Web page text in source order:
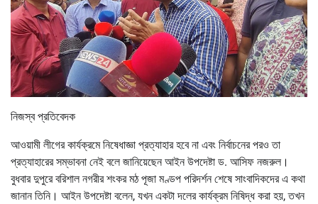
নিজস্ব প্রতিবেদক
আওয়ামী লীগের কার্যক্রমে নিষেধাজ্ঞা প্রত্যাহার হবে না এবং নির্বাচনের পরও তা
প্রত্যাহারের সম্ভাবনা নেই বলে জানিয়েছেন আইন উপদেষ্টা ড. আসিফ নজরুল।
বুধবার দুপুরে বরিশাল নগরীর শংকর মঠ পূজা মণ্ডপ পরিদর্শন শেষে সাংবাদিকদের এ কথা
জানান তিনি। আইন উপদেষ্টা বলেন, যখন একটা দলের কার্যক্রম নিষিদ্ধ করা হয়, তখন